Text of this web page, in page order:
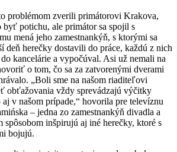
problémom zverili primátorovi Krakova,
potichu, ale primátor sa spojil s
mená jeho zamestnankýň, s ktorými sa
deň herečky dostavili do práce, každú z nich
kancelárie a vypočúval. Asi už nemali na
o tom, čo sa za zatvorenými dverami
„Boli sme na našom riaditeľovi
obťažovania vždy sprevádzajú výčitky
v našom prípade,“ hovorila pre televíznu
– jedna zo zamestnankýň divadla a
spôsobom inšpirujú aj iné herečky, ktoré s
bojujú.